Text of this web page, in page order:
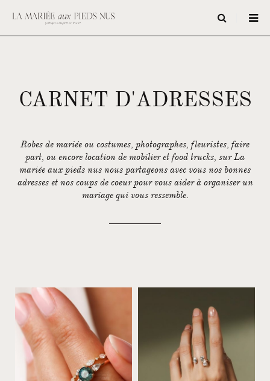
CARNET D'ADRESSES
Robes de mariée ou costumes, photographes, fleuristes, faire
part, ou encore location de mobilier et food trucks, sur La
mariée aux pieds nus nous partageons avec vous nos bonnes
adresses et nos coups de coeur pour vous aider à organiser un
mariage qui vous ressemble.